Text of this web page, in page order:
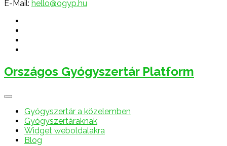
E-Mail: hello@ogyp.hu
Országos Gyógyszertár Platform
Gyógyszertár a közelemben
Gyógyszertáraknak
Widget weboldalakra
Blog